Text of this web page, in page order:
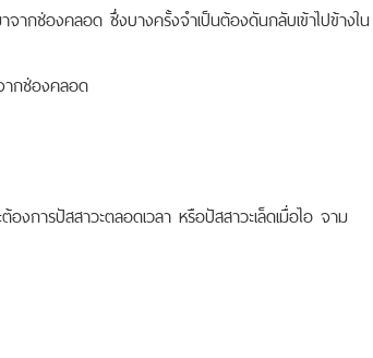
กช่องคลอด ซึ่งบางครั้งจำเป็นต้องดันกลับเข้าไปข้างใน
กช่องคลอด
งการปัสสาวะตลอดเวลา หรือปัสสาวะเล็ดเมื่อไอ จาม